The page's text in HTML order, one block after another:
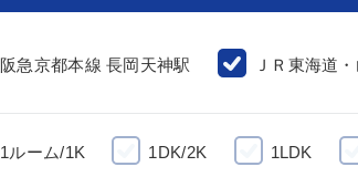
阪急京都本線 長岡天神駅 ＪＲ東海道
1ルーム/1K 1DK/2K 1LDK